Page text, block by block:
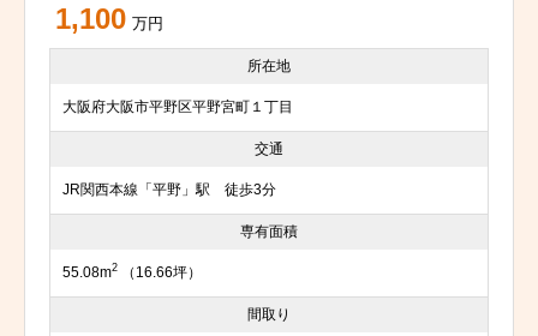
1,100 万円
所在地
大阪府大阪市平野区平野宮町１丁目
交通
JR関西本線「平野」駅 徒歩3分
専有面積
55.08m2 （16.66坪）
間取り